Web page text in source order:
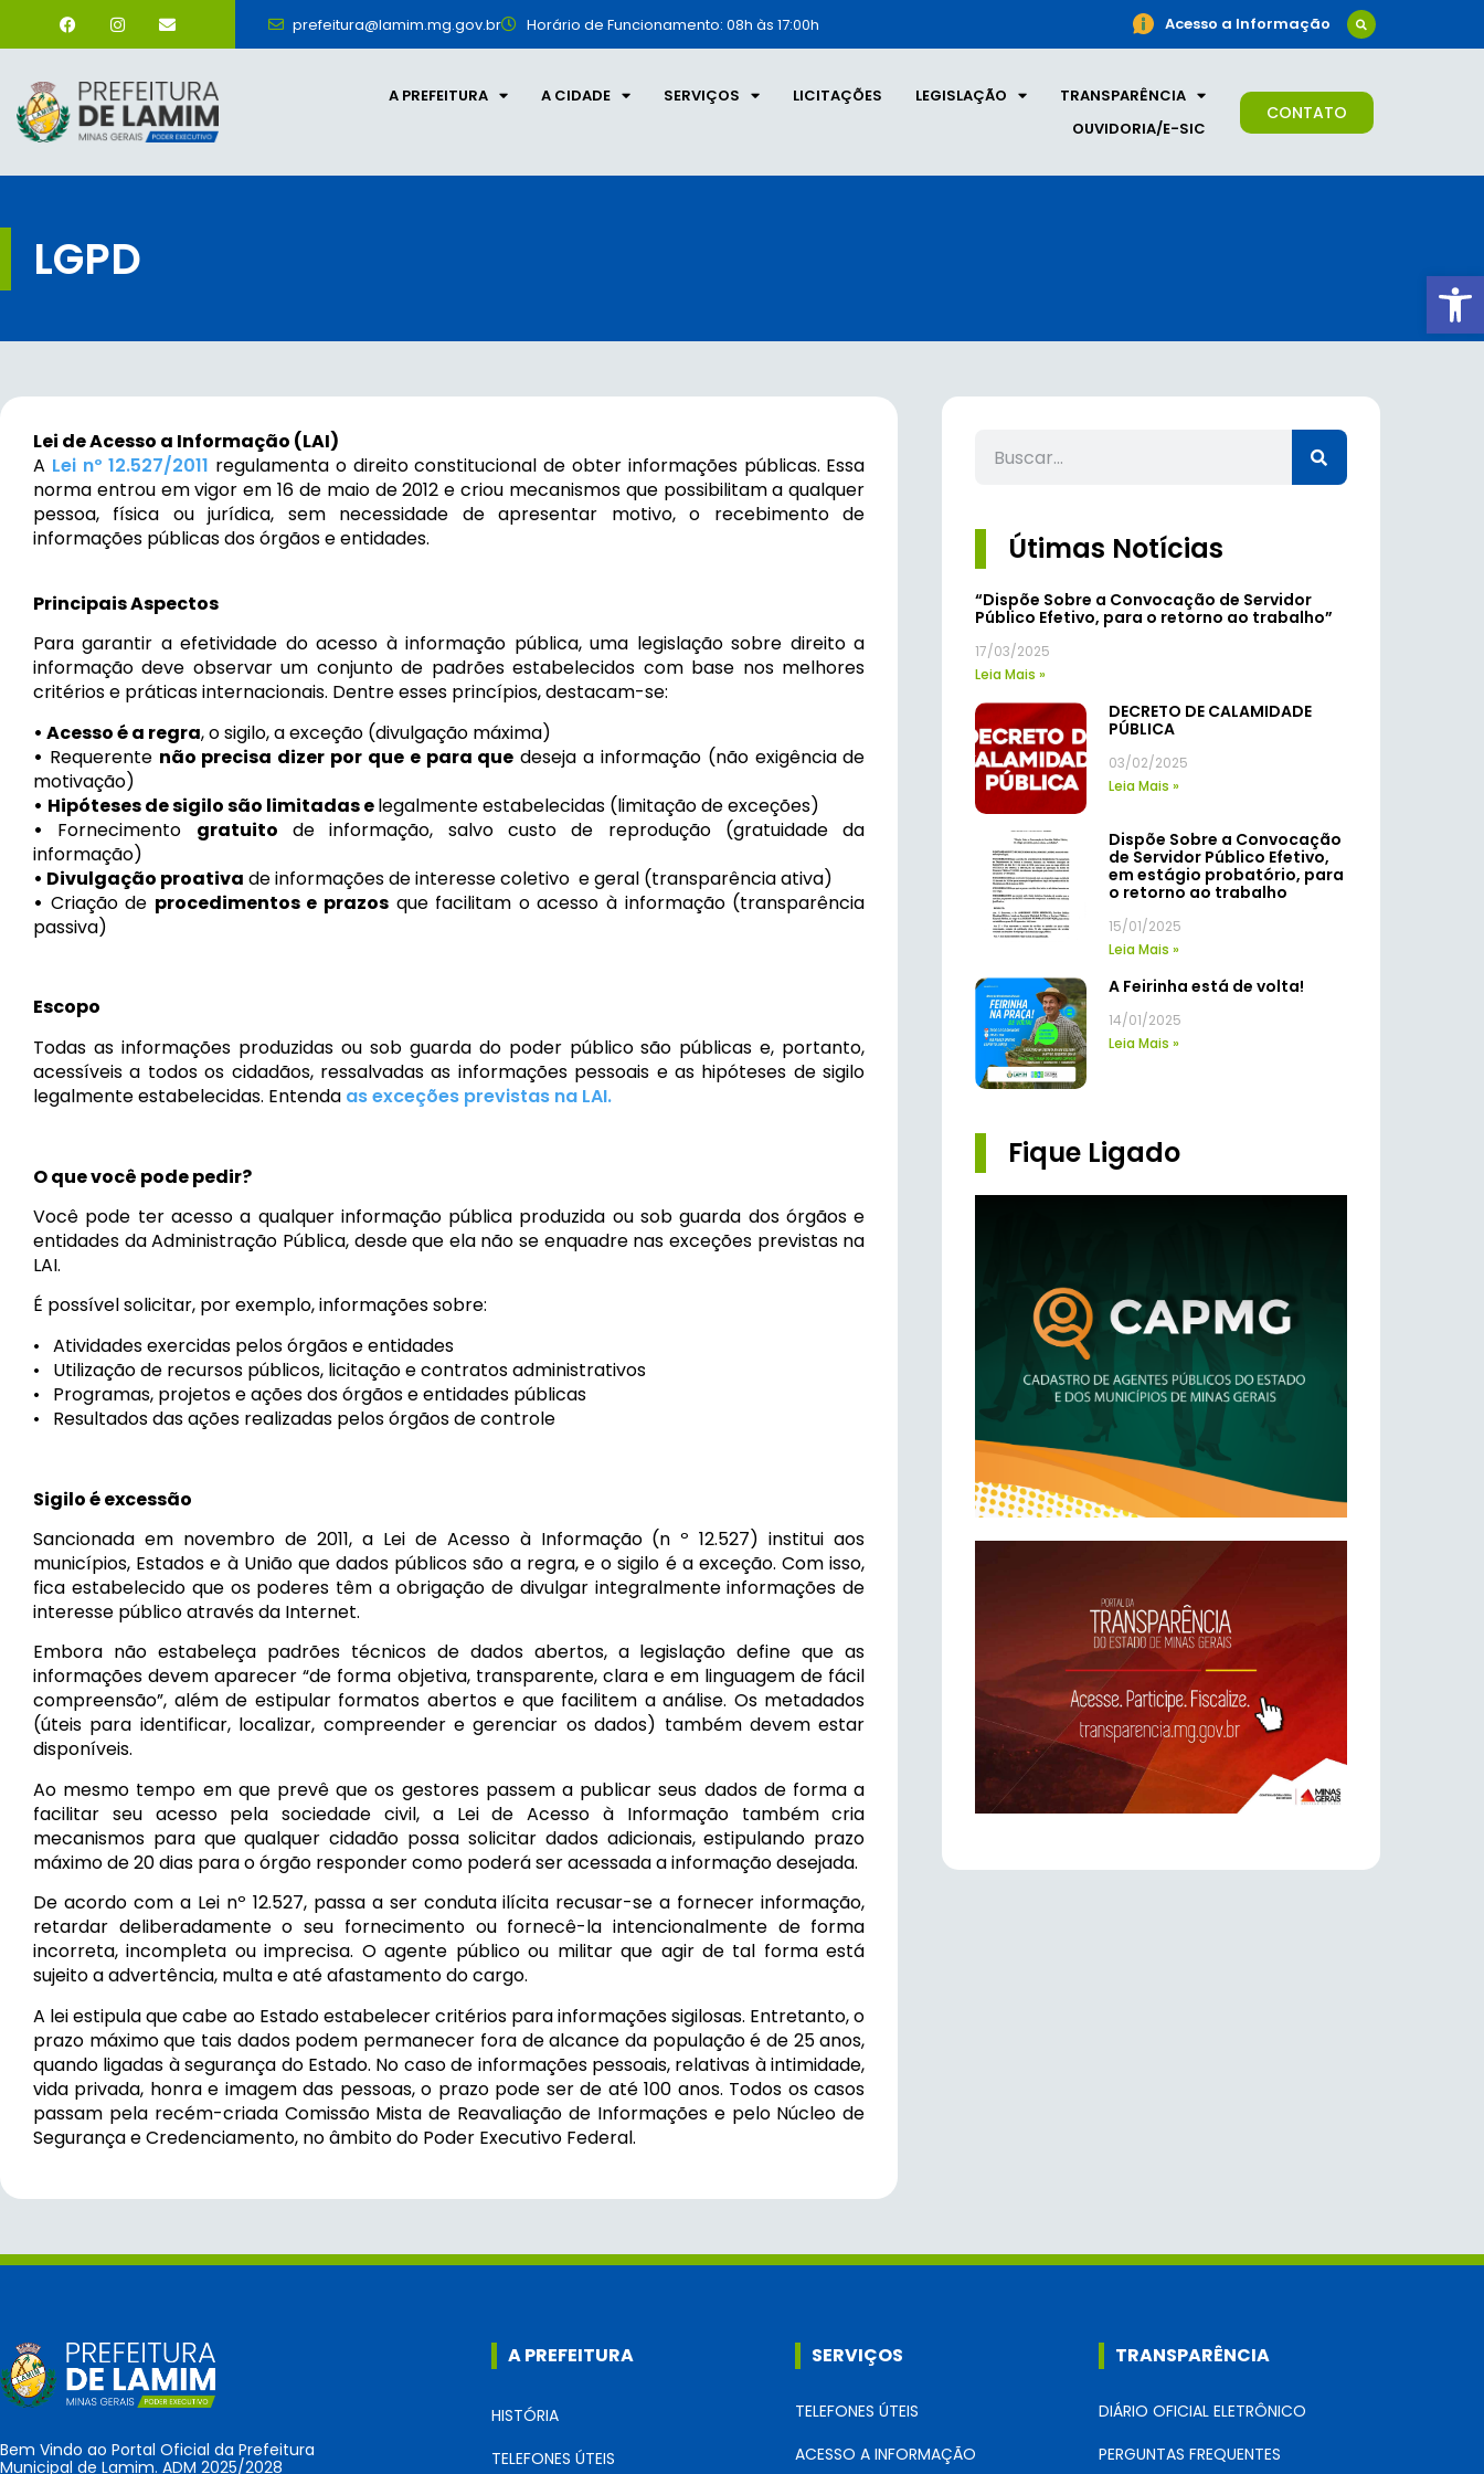
prefeitura@lamim.mg.gov.br Horário de Funcionamento: 08h às 17:00h Acesso a Informação
A PREFEITURA A CIDADE SERVIÇOS LICITAÇÕES LEGISLAÇÃO
TRANSPARÊNCIA
OUVIDORIA/E-SIC
CONTATO
LGPD
Lei de Acesso a Informação (LAI)
A Lei nº 12.527/2011 regulamenta o direito constitucional de obter informações públicas. Essa
norma entrou em vigor em 16 de maio de 2012 e criou mecanismos que possibilitam a qualquer
pessoa, física ou jurídica, sem necessidade de apresentar motivo, o recebimento de
informações públicas dos órgãos e entidades.
Principais Aspectos
Para garantir a efetividade do acesso à informação pública, uma legislação sobre direito a
informação deve observar um conjunto de padrões estabelecidos com base nos melhores
critérios e práticas internacionais. Dentre esses princípios, destacam-se:
• Acesso é a regra, o sigilo, a exceção (divulgação máxima)
• Requerente não precisa dizer por que e para que deseja a informação (não exigência de
motivação)
• Hipóteses de sigilo são limitadas elegalmente estabelecidas (limitação de exceções)
• Fornecimento gratuito de informação, salvo custo de reprodução (gratuidade da
informação)
• Divulgação proativa de informações de interesse coletivo e geral (transparência ativa)
• Criação de procedimentos e prazos que facilitam o acesso à informação (transparência
passiva)
Escopo
Todas as informações produzidas ou sob guarda do poder público são públicas e, portanto,
acessíveis a todos os cidadãos, ressalvadas as informações pessoais e as hipóteses de sigilo
legalmente estabelecidas. Entenda as exceções previstas na LAI.
O que você pode pedir?
Você pode ter acesso a qualquer informação pública produzida ou sob guarda dos órgãos e
entidades da Administração Pública, desde que ela não se enquadre nas exceções previstas na
LAI.
É possível solicitar, por exemplo, informações sobre:
• Atividades exercidas pelos órgãos e entidades
• Utilização de recursos públicos, licitação e contratos administrativos
• Programas, projetos e ações dos órgãos e entidades públicas
• Resultados das ações realizadas pelos órgãos de controle
Sigilo é excessão
Sancionada em novembro de 2011, a Lei de Acesso à Informação (n º 12.527) institui aos
municípios, Estados e à União que dados públicos são a regra, e o sigilo é a exceção. Com isso,
fica estabelecido que os poderes têm a obrigação de divulgar integralmente informações de
interesse público através da Internet.
Embora não estabeleça padrões técnicos de dados abertos, a legislação define que as
informações devem aparecer “de forma objetiva, transparente, clara e em linguagem de fácil
compreensão”, além de estipular formatos abertos e que facilitem a análise. Os metadados
(úteis para identificar, localizar, compreender e gerenciar os dados) também devem estar
disponíveis.
Ao mesmo tempo em que prevê que os gestores passem a publicar seus dados de forma a
facilitar seu acesso pela sociedade civil, a Lei de Acesso à Informação também cria
mecanismos para que qualquer cidadão possa solicitar dados adicionais, estipulando prazo
máximo de 20 dias para o órgão responder como poderá ser acessada a informação desejada.
De acordo com a Lei nº 12.527, passa a ser conduta ilícita recusar-se a fornecer informação,
retardar deliberadamente o seu fornecimento ou fornecê-la intencionalmente de forma
incorreta, incompleta ou imprecisa. O agente público ou militar que agir de tal forma está
sujeito a advertência, multa e até afastamento do cargo.
A lei estipula que cabe ao Estado estabelecer critérios para informações sigilosas. Entretanto, o
prazo máximo que tais dados podem permanecer fora de alcance da população é de 25 anos,
quando ligadas à segurança do Estado. No caso de informações pessoais, relativas à intimidade,
vida privada, honra e imagem das pessoas, o prazo pode ser de até 100 anos. Todos os casos
passam pela recém-criada Comissão Mista de Reavaliação de Informações e pelo Núcleo de
Segurança e Credenciamento, no âmbito do Poder Executivo Federal.
Útimas Notícias
“Dispõe Sobre a Convocação de Servidor
Público Efetivo, para o retorno ao trabalho”
17/03/2025
Leia Mais »
DECRETO DE CALAMIDADE
PÚBLICA
03/02/2025
Leia Mais »
Dispõe Sobre a Convocação
de Servidor Público Efetivo,
em estágio probatório, para
o retorno ao trabalho
15/01/2025
Leia Mais »
A Feirinha está de volta!
14/01/2025
Leia Mais »
Fique Ligado
Bem Vindo ao Portal Oficial da Prefeitura
Municipal de Lamim. ADM 2025/2028
A PREFEITURA
HISTÓRIA
TELEFONES ÚTEIS
SERVIÇOS
TELEFONES ÚTEIS
ACESSO A INFORMAÇÃO
TRANSPARÊNCIA
DIÁRIO OFICIAL ELETRÔNICO
PERGUNTAS FREQUENTES